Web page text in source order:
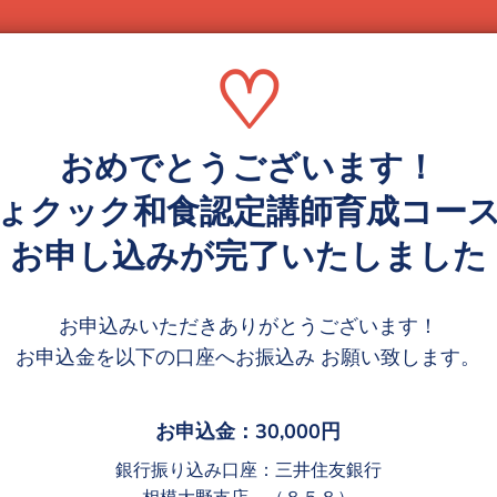
♡
おめでとうございます！
クック和食認定講師育成コー
お申し込みが完了いたしました
お申込みいただきありがとうございます！
お申込金を以下の口座へお振込み お願い致します。
お申込金：30,000円
銀行振り込み口座：三井住友銀行